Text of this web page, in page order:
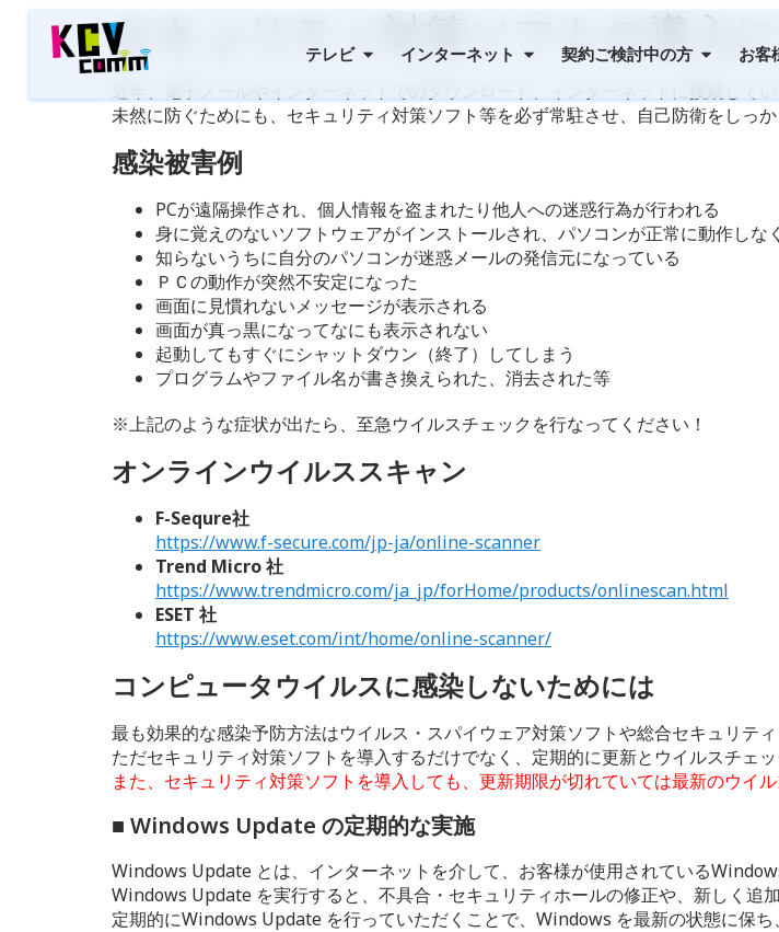
テレビ インターネット 契約ご検討中の方 お客
セキュリティ対策ソフトの導入
未然に防ぐためにも、セキュリティ対策ソフト等を必ず常駐させ、自己防衛をしっか
感染被害例
PCが遠隔操作され、個人情報を盗まれたり他人への迷惑行為が行われる
身に覚えのないソフトウェアがインストールされ、パソコンが正常に動作しな
知らないうちに自分のパソコンが迷惑メールの発信元になっている
ＰＣの動作が突然不安定になった
画面に見慣れないメッセージが表示される
画面が真っ黒になってなにも表示されない
起動してもすぐにシャットダウン（終了）してしまう
プログラムやファイル名が書き換えられた、消去された等
※上記のような症状が出たら、至急ウイルスチェックを行なってください！
オンラインウイルススキャン
F-Sequre社
https://www.f-secure.com/jp-ja/online-scanner
Trend Micro 社
https://www.trendmicro.com/ja_jp/forHome/products/onlinescan.html
ESET 社
https://www.eset.com/int/home/online-scanner/
コンピュータウイルスに感染しないためには
最も効果的な感染予防方法はウイルス・スパイウェア対策ソフトや総合セキュリティ
ただセキュリティ対策ソフトを導入するだけでなく、定期的に更新とウイルスチェッ
また、セキュリティ対策ソフトを導入しても、更新期限が切れていては最新のウイ
■ Windows Update の定期的な実施
Windows Update とは、インターネットを介して、お客様が使用されている
Windows Update を実行すると、不具合・セキュリティホールの修正や、新しく追
定期的にWindows Update を行っていただくことで、Windows を最新の状態に保ち